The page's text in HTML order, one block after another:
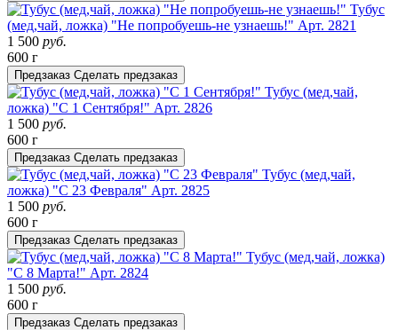
Тубус
(мед,чай, ложка) "Не попробуешь-не узнаешь!" Арт. 2821
1 500 руб.
600 г
Предзаказ Сделать предзаказ
Тубус (мед,чай,
ложка) "С 1 Сентября!" Арт. 2826
1 500 руб.
600 г
Предзаказ Сделать предзаказ
Тубус (мед,чай,
ложка) "С 23 Февраля" Арт. 2825
1 500 руб.
600 г
Предзаказ Сделать предзаказ
Тубус (мед,чай, ложка)
"С 8 Марта!" Арт. 2824
1 500 руб.
600 г
Предзаказ Сделать предзаказ